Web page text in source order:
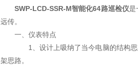
SWP-LCD-SSR-M智能化64路巡检仪是
远传。
一、仪表特点
1、设计上吸纳了当今电脑的结构思
架思路。